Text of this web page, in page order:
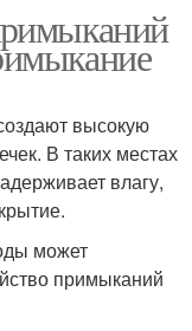
высокую
В таких местах
влагу,
может
примыканий